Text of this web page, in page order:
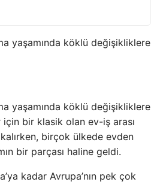
yaşamında köklü değişikliklere
yaşamında köklü değişikliklere
için bir klasik olan ev-iş arası
birçok ülkede evden
bir parçası haline geldi.
kadar Avrupa’nın pek çok